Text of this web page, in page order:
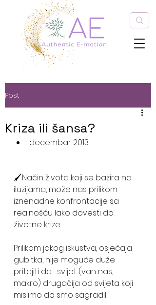
Post
Kriza ili šansa?
decembar 2013
🖌️Način života koji se bazira na
iluzijama, može nas prilikom
iznenadne konfrontacije sa
realnošću lako dovesti do
životne krize.
Prilikom jakog iskustva, osjećaja
gubitka, nije moguće duže
pritajiti da- svijet (van nas,
makro) drugačija od svijeta koji
mislimo da smo sagradili.